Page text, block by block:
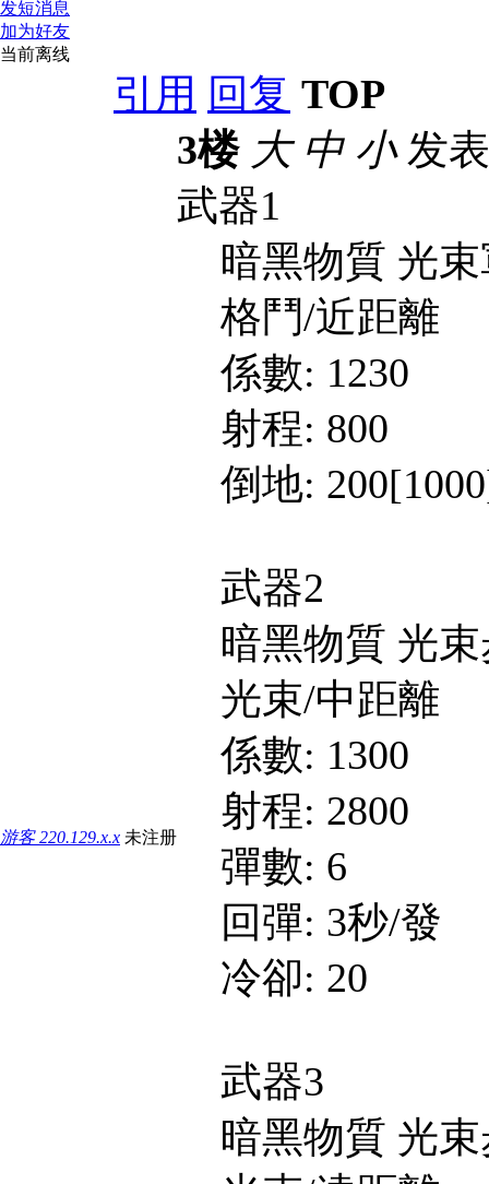
发短消息
加为好友
当前离线
引用 回复 TOP
游客220.129.x.x 未注册
3楼 大 中 小发表
武器1
暗黑物質 光束
格鬥/近距離
係數: 1230
射程: 800
倒地:
武器2
暗黑物質 光束
光束/中距離
係數: 1300
射程: 2800
彈數: 6
回彈: 3秒/發
冷卻: 20
武器3
暗黑物質 光束